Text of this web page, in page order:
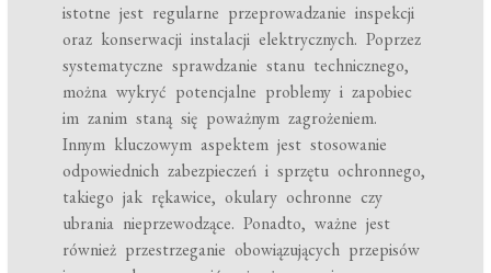
istotne jest regularne przeprowadzanie inspekcji
oraz konserwacji instalacji elektrycznych. Poprzez
systematyczne sprawdzanie stanu technicznego,
można wykryć potencjalne problemy i zapobiec
im zanim staną się poważnym zagrożeniem.
Innym kluczowym aspektem jest stosowanie
odpowiednich zabezpieczeń i sprzętu ochronnego,
takiego jak rękawice, okulary ochronne czy
ubrania nieprzewodzące. Ponadto, ważne jest
również przestrzeganie obowiązujących przepisów